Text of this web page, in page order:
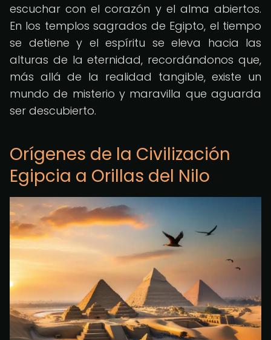
escuchar con el corazón y el alma abiertos.
En los templos sagrados de Egipto, el tiempo
se detiene y el espíritu se eleva hacia las
alturas de la eternidad, recordándonos que,
más allá de la realidad tangible, existe un
mundo de misterio y maravilla que aguarda
ser descubierto.
Orígenes de la Civilización
Egipcia a Orillas del Nilo